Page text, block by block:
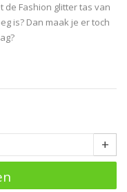
de Fashion glitter tas van
is? Dan maak je er toch
+